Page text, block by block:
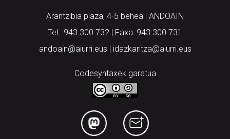
Arantzibia plaza, 4-5 behea | ANDOAIN
Tel.: 943 300 732 | Faxa: 943 300 731
andoain@aiurri.eus | idazkaritza@aiurri.eus
Codesyntaxek garatua